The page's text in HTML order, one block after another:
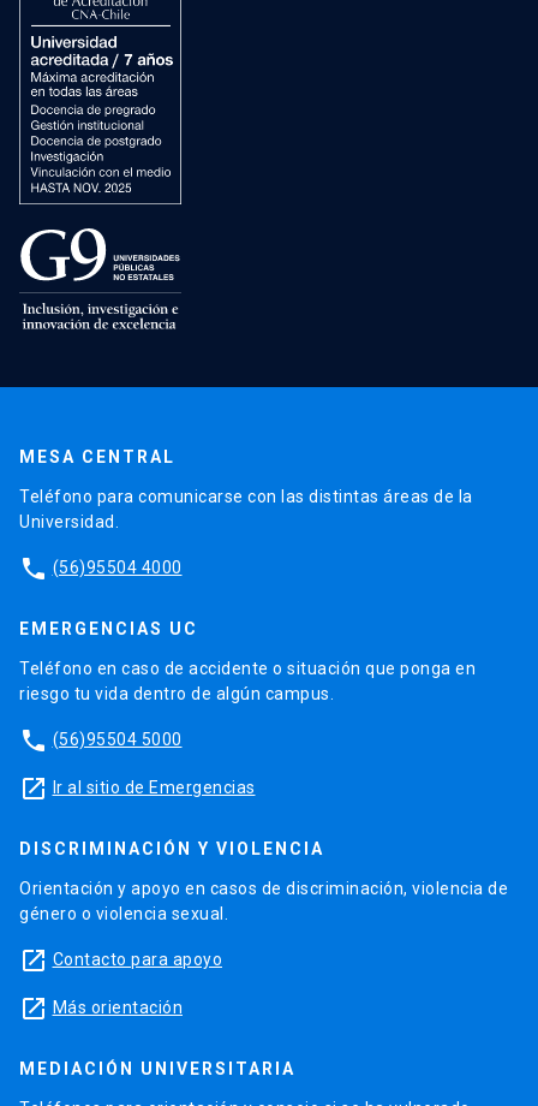
MESA CENTRAL
Teléfono para comunicarse con las distintas áreas de la
Universidad.
phone (56)95504 4000
EMERGENCIAS UC
Teléfono en caso de accidente o situación que ponga en
riesgo tu vida dentro de algún campus.
phone (56)95504 5000
launch Ir al sitio de Emergencias
DISCRIMINACIÓN Y VIOLENCIA
Orientación y apoyo en casos de discriminación, violencia de
género o violencia sexual.
launch Contacto para apoyo
launch Más orientación
MEDIACIÓN UNIVERSITARIA